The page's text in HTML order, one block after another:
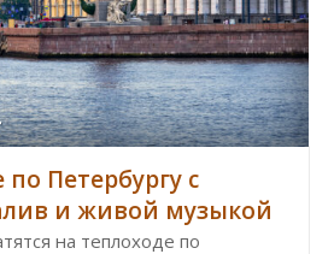
Петербургу с
и живой музыкой
на теплоходе по